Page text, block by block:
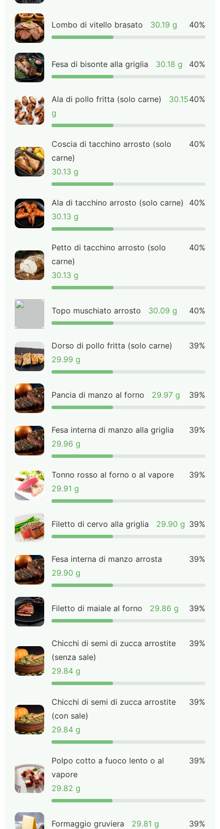
Lombo di vitello brasato 30.19 g 40%
Fesa di bisonte alla griglia 30.18 g 40%
Ala di pollo fritta (solo carne)
30.15
g
40%
Coscia di tacchino arrosto (solo
carne)
30.13 g
40%
Ala di tacchino arrosto (solo carne)
30.13 g
40%
Petto di tacchino arrosto (solo
carne)
30.13 g
40%
Topo muschiato arrosto 30.09 g 40%
Dorso di pollo fritta (solo carne)
29.99 g
39%
Pancia di manzo al forno 29.97 g 39%
Fesa interna di manzo alla griglia
29.96 g
39%
Tonno rosso al forno o al vapore
29.91 g
39%
Filetto di cervo alla griglia 29.90 g 39%
Fesa interna di manzo arrosta
29.90 g
39%
Filetto di maiale al forno 29.86 g 39%
Chicchi di semi di zucca arrostite
(senza sale)
29.84 g
39%
Chicchi di semi di zucca arrostite
(con sale)
29.84 g
39%
Polpo cotto a fuoco lento o al
vapore
29.82 g
39%
Formaggio gruviera 29.81 g 39%